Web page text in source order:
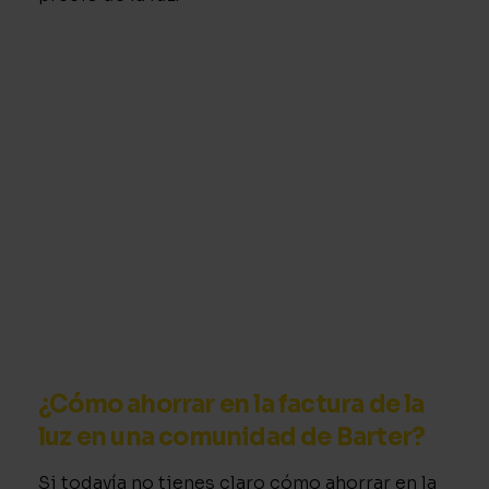
¿Cómo ahorrar en la factura de la
luz en una comunidad de Barter?
Si todavía no tienes claro cómo ahorrar en la